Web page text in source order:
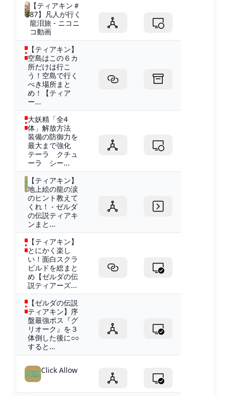
【ティアキン＃
87】凡人が行く
龍泪旅 - ニコニ
コ動画
【ティアキン】
空島はこの６カ
所だけは行こ
う！空島で行く
べき場所まと
め！【ティア
ー...
大妖精「全4
体」解放方法
装備の防御力を
最大まで強化
テーラ クチュ
ーラ シー...
【ティアキン】
地上絵の龍の涙
のヒント教えて
くれ！ - ゼルダ
の伝説ティアキ
ンまと...
【ティアキン】
とにかく楽し
い！面白スクラ
ビルドを総まと
め【ゼルダの伝
説ティアーズ...
【ゼルダの伝説
ティアキン】序
盤最強ボス『グ
リオーク』を３
体倒した後に○○
すると...
Click Allow